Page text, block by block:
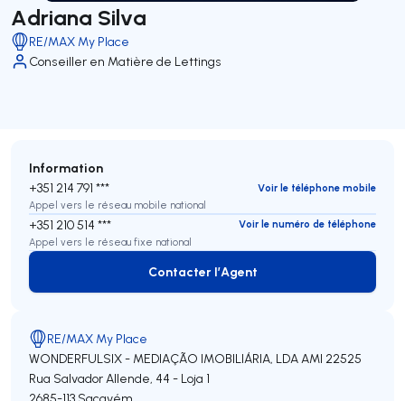
Adriana Silva
RE/MAX My Place
Conseiller en Matière de Lettings
Information
+351 214 791 ***
Voir le téléphone mobile
Appel vers le réseau mobile national
+351 210 514 ***
Voir le numéro de téléphone
Appel vers le réseau fixe national
Contacter l’Agent
Contacter l’Agent
RE/MAX My Place
WONDERFULSIX - MEDIAÇÃO IMOBILIÁRIA, LDAAMI 22525
Rua Salvador Allende, 44 - Loja 1